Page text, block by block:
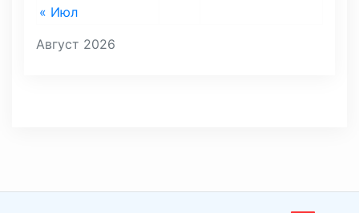
Август 2026
« Июл